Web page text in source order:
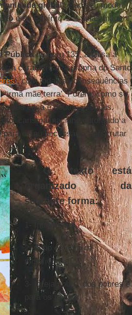
global, e ao seu modo
e do Espírito – as duas mãos
Públicanúmero 135, analisa a
característica própria do Santo
’, com todas as consequências
mãe terra’. Porém, como se
sua ética e doutrina sociais,
carisma inaciano outorgado a
para o seu necessário ‘perscrutar
O texto está
organizado da
seguinte forma:
Introdução
2- O fio de ouro da
misericórdia
3- Igreja pobre, dos pobres e
para os pobres